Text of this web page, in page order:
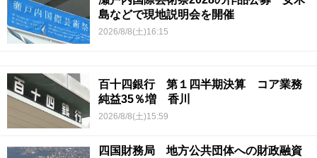
島などで現地説明会を開催
2026/8/8(土)16:15
百十四銀行 第１四半期決算 コア業務
純益35％増 香川
2026/8/8(土)15:59
四国財務局 地方公共団体への財政融資